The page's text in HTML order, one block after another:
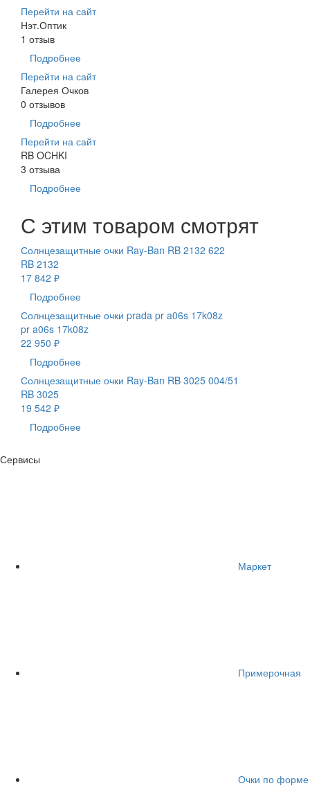
Перейти на сайт
Нэт.Оптик
1 отзыв
Подробнее
Перейти на сайт
Галерея Очков
0 отзывов
Подробнее
Перейти на сайт
RB OCHKI
3 отзыва
Подробнее
С этим товаром смотрят
Солнцезащитные очки Ray-Ban RB 2132 622
RB 2132
17 842 ₽
Подробнее
Солнцезащитные очки prada pr a06s 17k08z
pr a06s 17k08z
22 950 ₽
Подробнее
Солнцезащитные очки Ray-Ban RB 3025 004/51
RB 3025
19 542 ₽
Подробнее
Сервисы
Маркет
Примерочная
Очки по форме